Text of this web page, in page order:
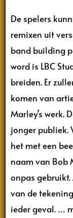
De spelers
remixen uit
band building
word is LBC
breiden. Er
komen van
Marley’s werk.
jonger publiek.
het met een
naam van Bob
onpas
van de
ieder geval. …